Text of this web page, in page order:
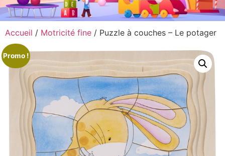
Accueil / Motricité fine / Puzzle à couches – Le potager
Promo !